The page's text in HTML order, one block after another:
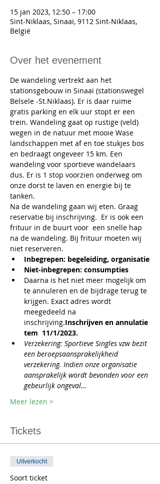
15 jan 2023, 12:50 – 17:00
Sint-Niklaas, Sinaai, 9112 Sint-Niklaas,
België
Over het evenement
De wandeling vertrekt aan het
stationsgebouw in Sinaai (stationswegel
Belsele -St.Niklaas). Er is daar ruime
gratis parking en elk uur stopt er een
trein. Wandeling gaat op rustige (veld)
wegen in de natuur met mooie Wase
landschappen met af en toe stukjes bos
en bedraagt ongeveer 15 km. Een
wandeling voor sportieve wandelaars
dus. Er is 1 stop voorzien onderweg om
onze dorst te laven en energie bij te
tanken.
Na de wandeling gaan wij eten. Graag
reservatie bij inschrijving.  Er is ook een
frituur in de buurt voor  een snelle hap
na de wandeling. Bij frituur moeten wij
niet reserveren.
Inbegrepen: begeleiding, organisatie
Niet-inbegrepen: consumpties
Daarna is het niet meer mogelijk om
te annuleren en de bijdrage terug te
krijgen. Exact adres wordt
meegedeeld na
inschrijving.Inschrijven en annulatie
tem  11/1/2023.
Verzekering: Sportieve Singles vzw bezit
een beroepsaansprakelijkheid
verzekering. Indien onze organisatie
aansprakelijk wordt bevonden voor een
gebeurlijk ongeval…
Meer lezen >
Tickets
Uitverkocht
Soort ticket